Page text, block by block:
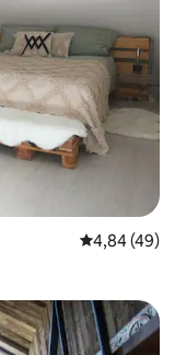
Gemiddelde
4,84 (49)